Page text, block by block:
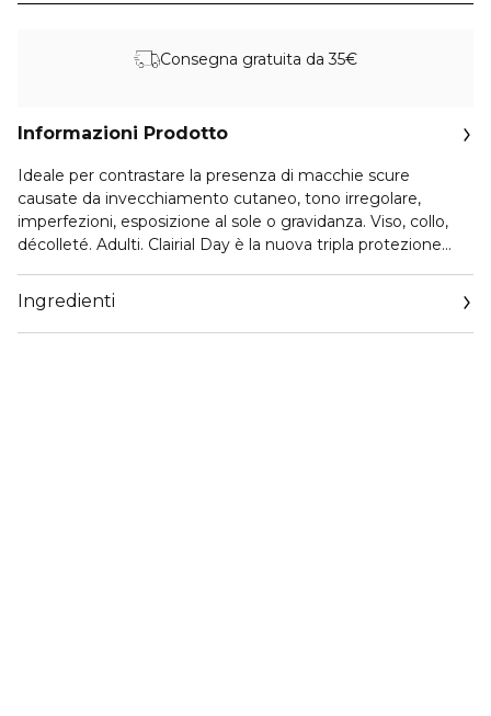
Consegna gratuita da 35€
Informazioni Prodotto
Ideale per contrastare la presenza di macchie scure
causate da invecchiamento cutaneo, tono irregolare,
imperfezioni, esposizione al sole o gravidanza. Viso, collo,
décolleté. Adulti. Clairial Day è la nuova tripla protezione
blu, formulata per ridurre e prevenire la comparsa di
macchie e discromie. La formula di riferimento è quella del
Clairial Sérum a cui sono stati aggiunti filtri solari, un lievito
Ingredienti